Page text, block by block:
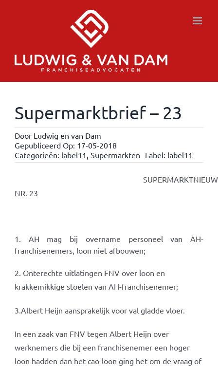
Supermarktbrief – 23
Door Ludwig en van Dam
Gepubliceerd Op: 17-05-2018
Categorieën: label11 , Supermarkten Label: label11
NR. 23
1. AH mag bij overname personeel van AH-
franchisenemers, loon niet afbouwen;
2. Onterechte uitlatingen FNV over loon en
krakkemikkige stoelen van AH-franchisenemer;
3.Albert Heijn aansprakelijk voor val gladde vloer.
In een zaak van FNV tegen Albert Heijn over
werknemers die bij een franchisenemer een hoger
loon hadden dan het cao-loon ging het om de vraag of